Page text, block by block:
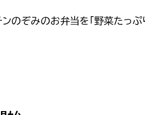
経済部
のぞみのお弁当を「野菜たっぷ